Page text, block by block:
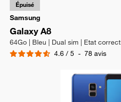
Samsung
Galaxy A8
64Go | Bleu | Dual sim | Etat correct
4.6 / 5 - 78 avis
Épuisé